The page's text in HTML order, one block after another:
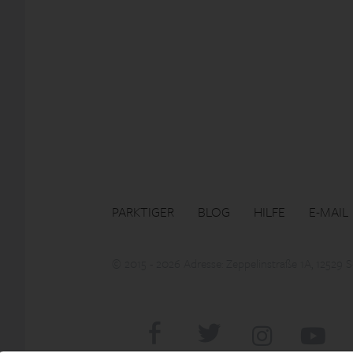
PARKTIGER BLOG HILFE E-MAIL